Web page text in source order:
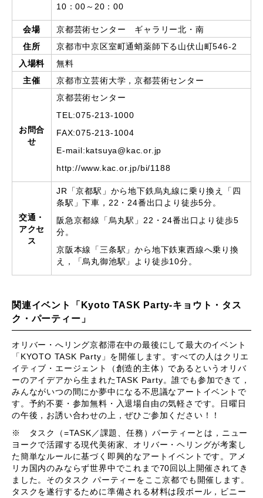
10：00～20：00
会場
京都芸術センター ギャラリー北・南
住所
京都市中京区室町通蛸薬師下る山伏山町546-2
入場料
無料
主催
京都市立芸術大学，京都芸術センター
お問合
せ
京都芸術センター
TEL:075-213-1000
FAX:075-213-1004
E-mail:katsuya@kac.or.jp
http://www.kac.or.jp/bi/1188
交通・
アクセ
ス
JR「京都駅」から地下鉄烏丸線に乗り換え「四
条駅」下車，22・24番出口より徒歩5分。
阪急京都線「烏丸駅」22・24番出口より徒歩5
分。
京阪本線「三条駅」から地下鉄東西線へ乗り換
え，「烏丸御池駅」より徒歩10分。
関連イベント「Kyoto TASK Party-キョウト・タス
ク・パーティー」
オリバー・へリング京都滞在中の最後にして最大のイベント
「KYOTO TASK Party」を開催します。すべての人はクリエ
イティブ・エージェント（創造的主体）であるというオリバ
ーのアイデアから生まれたTASK Party。誰でも参加できて，
みんながいつの間にか夢中になる不思議なアートイベントで
す。予約不要・参加無料・入退場自由の気軽さです。日曜日
の午後，お誘い合わせの上，ぜひご参加ください！！
※ タスク（=TASK／課題、任務）パーティーとは，ニュー
ヨークで活躍する現代美術家、オリバー・ヘリングが考案し
た簡単なルールに基づく即興的なアートイベントです。アメ
リカ国内のみならず世界中でこれまで70回以上開催されてき
ました。そのタスク パーティーをここ京都でも開催します。
タスクを遂行するために準備される材料は段ボール，ビニー